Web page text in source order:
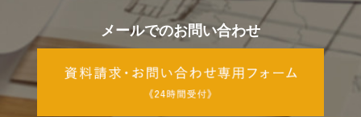
メールでのお問い合わせ